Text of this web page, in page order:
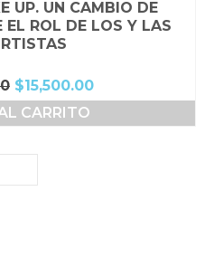
UP. UN CAMBIO DE
EL ROL DE LOS Y LAS
El
precio
original
$17,500.00.
$15,500.00El
precio
CARRITO